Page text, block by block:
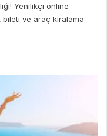
Yenilikçi online
bileti ve araç kiralama